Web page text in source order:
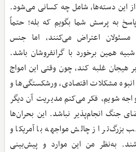
این دسته‌ها، شامل چه کسانی می‌شود.
به پرسش شما بگویم که بله؛ حتماً
اعتراض می‌کنند، اما جنس
همین برخورد با گرانفروشان باشد.
هیجان غلبه کند، چون وقتی این امواج
انبوه مشکلات اقتصادی، ورشکستگی‌ها و
شویم، فکر می‌کنم مدیریت آن دیگر
جنگ انجام‌پذیر نباشد. این بحران‌ها
بزرگ‌تر از چالش مواجهه با آمریکا و
به‌نظر من این موارد و پیش‌بینی